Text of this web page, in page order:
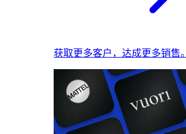
获取更多客户，达成更多销售。